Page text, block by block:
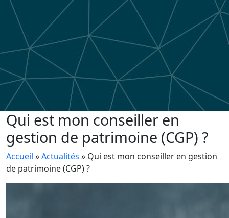
Qui est mon conseiller en
gestion de patrimoine (CGP) ?
Accueil »Actualités » Qui est mon conseiller en gestion
de patrimoine (CGP) ?